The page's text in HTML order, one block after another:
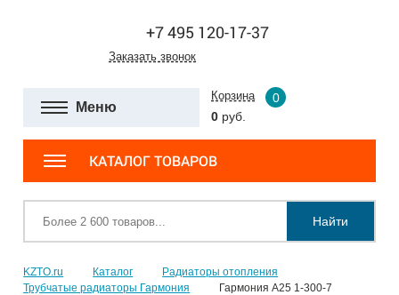
+7 495 120-17-37
Заказать звонок
Меню
Корзина
0
0 руб.
КАТАЛОГ ТОВАРОВ
Найти
KZTO.ru Каталог
Радиаторы отопления
Трубчатые радиаторы Гармония
Гармония А25 1-300-7